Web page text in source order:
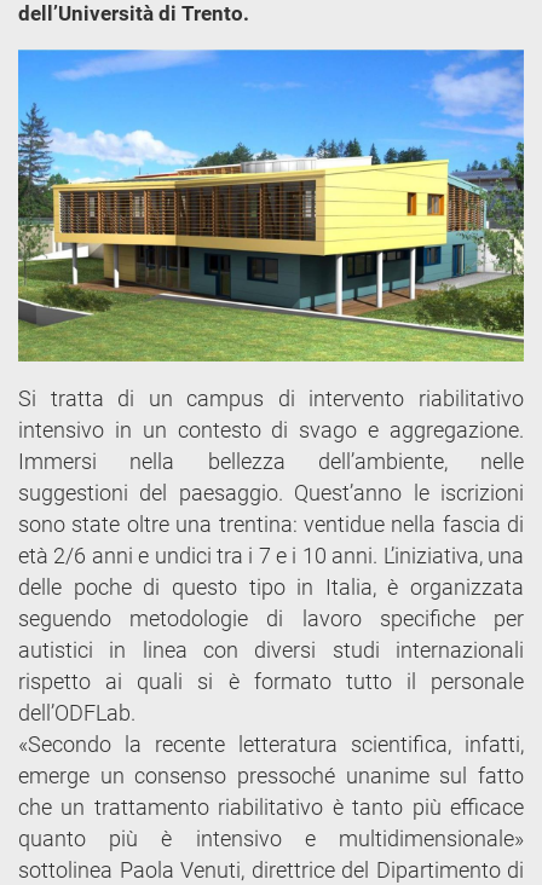
dell’Università di Trento.
Si tratta di un campus di intervento riabilitativo
intensivo in un contesto di svago e aggregazione.
Immersi nella bellezza dell’ambiente, nelle
suggestioni del paesaggio. Quest’anno le iscrizioni
sono state oltre una trentina: ventidue nella fascia di
età 2/6 anni e undici tra i 7 e i 10 anni. L’iniziativa, una
delle poche di questo tipo in Italia, è organizzata
seguendo metodologie di lavoro specifiche per
autistici in linea con diversi studi internazionali
rispetto ai quali si è formato tutto il personale
dell’ODFLab.
«Secondo la recente letteratura scientifica, infatti,
emerge un consenso pressoché unanime sul fatto
che un trattamento riabilitativo è tanto più efficace
quanto più è intensivo e multidimensionale»
sottolinea Paola Venuti, direttrice del Dipartimento di